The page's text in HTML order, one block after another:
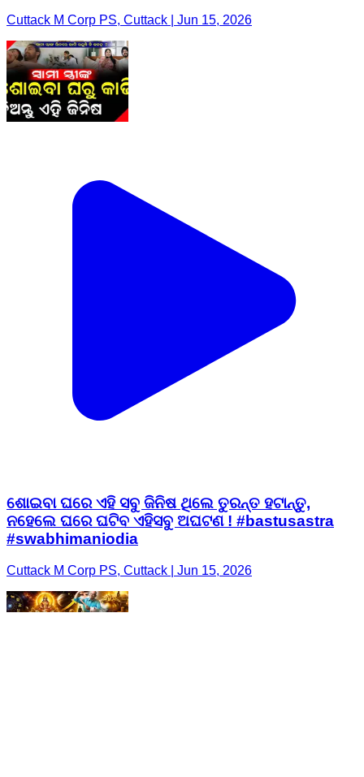
Cuttack M Corp PS, Cuttack | Jun 15, 2026
ଶୋଇବା ଘରେ ଏହି ସବୁ ଜିନିଷ ଥିଲେ ତୁରନ୍ତ ହଟାନ୍ତୁ,
ନହେଲେ ଘରେ ଘଟିବ ଏହିସବୁ ଅଘଟଣ ! #bastusastra
#swabhimaniodia
Cuttack M Corp PS, Cuttack | Jun 15, 2026